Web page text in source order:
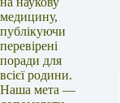
медицину,
публікуючи
перевірені
поради для
всієї родини.
Наша мета —